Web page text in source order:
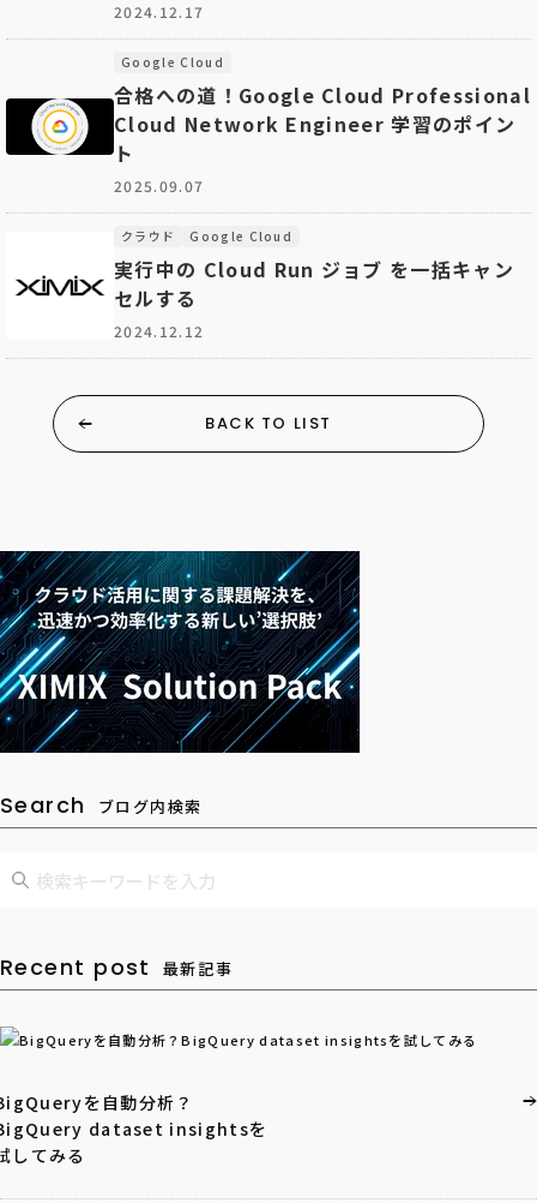
2024.12.17
Google Cloud
合格への道！Google Cloud Professional
Cloud Network Engineer 学習のポイン
ト
2025.09.07
クラウド Google Cloud
実行中の Cloud Run ジョブ を一括キャン
セルする
2024.12.12
BACK TO LIST
Search ブログ内検索
Recent post 最新記事
を自動分析？
dataset insightsを
してみる